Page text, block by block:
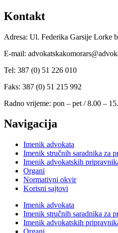
Kontakt
Adresa: Ul. Federika Garsije Lorke
E-mail:
Tel: 387 (0) 51 226 010
Faks: 387 (0) 51 215 992
Radno vrijeme: pon – pet / 8.00 –
Navigacija
Imenik advokata
Imenik stručnih saradnika za
Imenik advokatskih
Organi
Normativni okvir
Korisni sajtovi
Imenik advokata
Imenik stručnih saradnika za
Imenik advokatskih